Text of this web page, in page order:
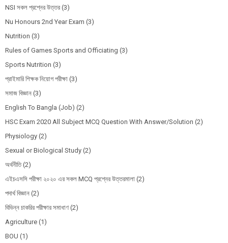
NSI সকল প্রশ্নের উত্তর (3)
Nu Honours 2nd Year Exam (3)
Nutrition (3)
Rules of Games Sports and Officiating (3)
Sports Nutrition (3)
প্রাইমারি শিক্ষক নিয়োগ পরীক্ষা (3)
সমাজ বিজ্ঞান (3)
English To Bangla (Job) (2)
HSC Exam 2020 All Subject MCQ Question With Answer/Solution (2)
Physiology (2)
Sexual or Biological Study (2)
অর্থনীতি (2)
এইচএসসি পরীক্ষা ২০২০ এর সকল MCQ প্রশ্নের উত্তরমালা (2)
পদার্থ বিজ্ঞান (2)
বিভিন্ন চাকরির পরীক্ষার সমাধাণ (2)
Agriculture (1)
BOU (1)